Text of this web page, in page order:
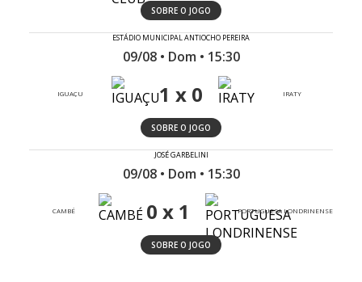
SOBRE O JOGO
ESTÁDIO MUNICIPAL ANTIOCHO PEREIRA
09/08 • Dom • 15:30
IGUAÇU 1 x 0 IRATY
SOBRE O JOGO
JOSÉ GARBELINI
09/08 • Dom • 15:30
CAMBÉ 0 x 1 PORTUGUESA LONDRINENSE
SOBRE O JOGO